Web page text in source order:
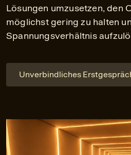
Lösungen umzusetzen, den
möglichst gering zu halten
Spannungsverhältnis
Unverbindliches